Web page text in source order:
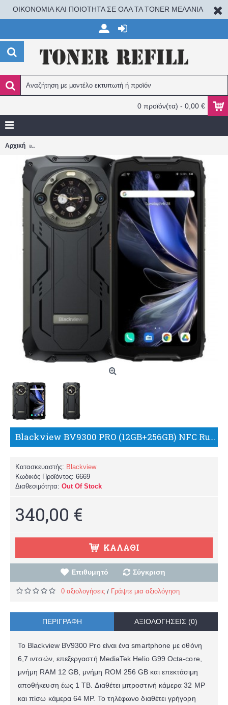
ΟΙΚΟΝΟΜΙΑ ΚΑΙ ΠΟΙΟΤΗΤΑ ΣΕ ΟΛΑ ΤΑ TONER ΜΕΛΑΝΙΑ
0 προϊόν(τα) - 0,00 €
Αρχική
Blackview BV9300 PRO (12GB+256GB) NFC Rugged Smartphone Black
Κατασκευαστής: Blackview
Κωδικός Προϊόντος: 6669
Διαθεσιμότητα: Out Of Stock
340,00 €
ΚΑΛΆΘΙ
Επιθυμητό Σύγκριση
0 αξιολογήσεις / Γράψτε μια αξιολόγηση
ΠΕΡΙΓΡΑΦΉ ΑΞΙΟΛΟΓΉΣΕΙΣ (0)
Το Blackview BV9300 Pro είναι ένα smartphone με οθόνη
6,7 ιντσών, επεξεργαστή MediaTek Helio G99 Octa-core,
μνήμη RAM 12 GB, μνήμη ROM 256 GB και επεκτάσιμη
αποθήκευση έως 1 TB. Διαθέτει μπροστινή κάμερα 32 MP
και πίσω κάμερα 64 MP. Το τηλέφωνο διαθέτει γρήγορη